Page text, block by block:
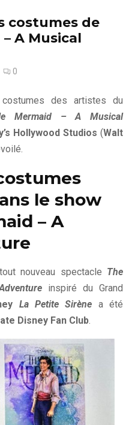
costumes de
A Musical
0
des artistes du
Mermaid – A Musical
Hollywood Studios(Walt
le show
– A
nouveau spectacle The
inspiré du Grand
La Petite Sirène a été
Disney Fan Club.